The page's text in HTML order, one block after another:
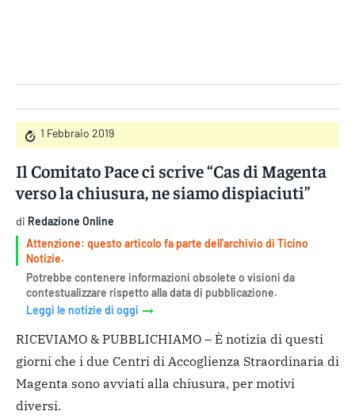
1 Febbraio 2019
Il Comitato Pace ci scrive “Cas di Magenta
verso la chiusura, ne siamo dispiaciuti”
di Redazione Online
Attenzione: questo articolo fa parte dell'archivio di Ticino
Notizie.
Potrebbe contenere informazioni obsolete o visioni da
contestualizzare rispetto alla data di pubblicazione.
Leggi le notizie di oggi
RICEVIAMO & PUBBLICHIAMO – È notizia di questi
giorni che i due Centri di Accoglienza Straordinaria di
Magenta sono avviati alla chiusura, per motivi
diversi.